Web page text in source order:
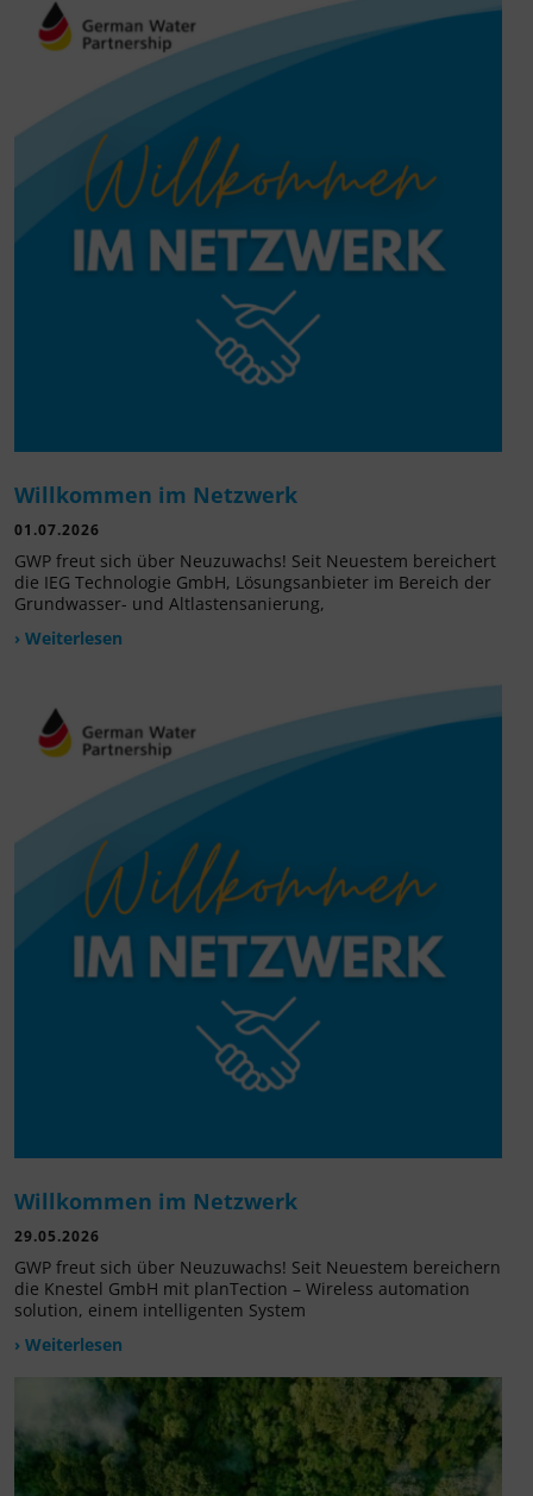
Willkommen im Netzwerk
01.07.2026
GWP freut sich über Neuzuwachs! Seit Neuestem bereichert
die IEG Technologie GmbH, Lösungsanbieter im Bereich der
Grundwasser- und Altlastensanierung,
› Weiterlesen
Willkommen im Netzwerk
29.05.2026
GWP freut sich über Neuzuwachs! Seit Neuestem bereichern
die Knestel GmbH mit planTection – Wireless automation
solution, einem intelligenten System
› Weiterlesen